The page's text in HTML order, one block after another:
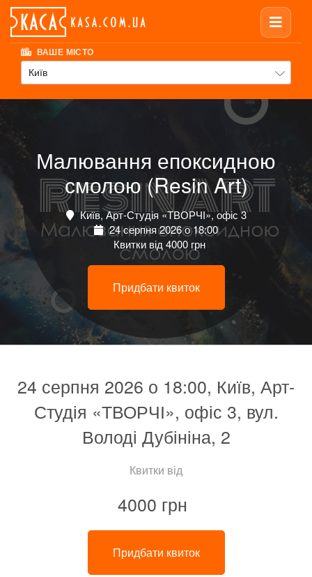
ВАШЕ МІСТО
Київ
Малювання епоксидною
смолою (Resin Art)
Київ, Арт-Студія «ТВОРЧІ», офіс 3
24 серпня 2026 о 18:00
Квитки від 4000 грн
Придбати квиток
24 серпня 2026 о 18:00, Київ, Арт-
Студія «ТВОРЧІ», офіс 3, вул.
Володі Дубініна, 2
Квитки від
4000 грн
Придбати квиток